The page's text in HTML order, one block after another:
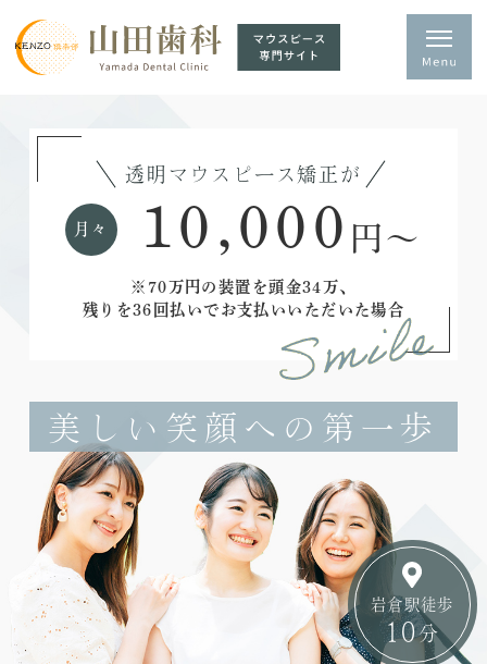
透明マウスピース矯正が
月々 10,000 円～
※70万円の装置を頭金34万、
残りを36回払いでお支払いいただいた場合
美しい笑顔への第一歩
岩倉駅徒歩
10分